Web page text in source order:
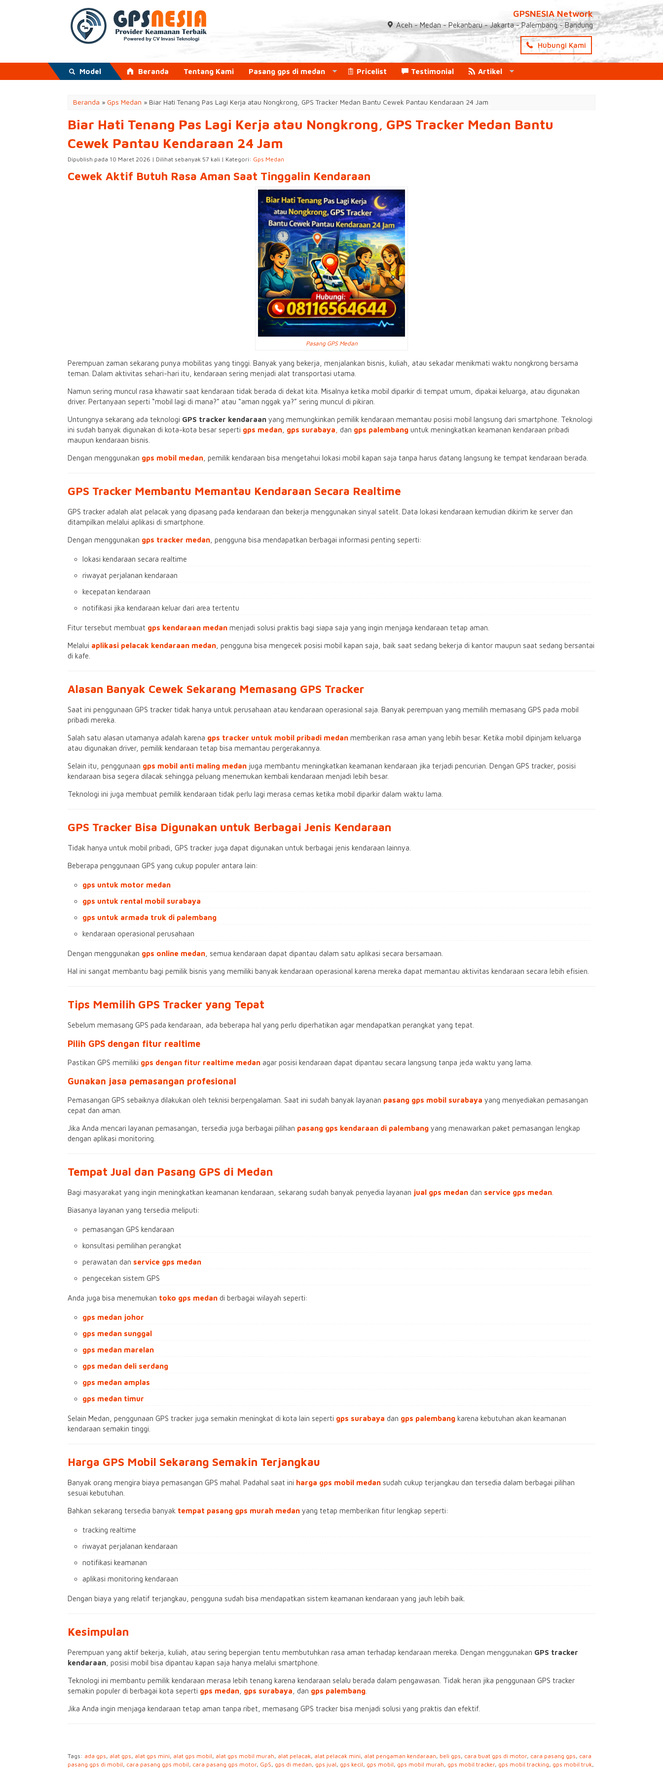
GPSNESIA Network
Aceh - Medan - Pekanbaru - Jakarta - Palembang - Bandung
Hubungi Kami
Model Beranda Tentang Kami Pasang gps di medan Pricelist Testimonial Artikel
Beranda » Gps Medan » Biar Hati Tenang Pas Lagi Kerja atau Nongkrong, GPS Tracker Medan Bantu Cewek Pantau Kendaraan 24 Jam
Biar Hati Tenang Pas Lagi Kerja atau Nongkrong, GPS Tracker Medan Bantu
Cewek Pantau Kendaraan 24 Jam
Dipublish pada 10 Maret 2026 | Dilihat sebanyak 57 kali | Kategori: Gps Medan
Cewek Aktif Butuh Rasa Aman Saat Tinggalin Kendaraan
Pasang GPS Medan
Perempuan zaman sekarang punya mobilitas yang tinggi. Banyak yang bekerja, menjalankan bisnis, kuliah, atau sekadar menikmati waktu nongkrong bersama
teman. Dalam aktivitas sehari-hari itu, kendaraan sering menjadi alat transportasi utama.
Namun sering muncul rasa khawatir saat kendaraan tidak berada di dekat kita. Misalnya ketika mobil diparkir di tempat umum, dipakai keluarga, atau digunakan
driver. Pertanyaan seperti “mobil lagi di mana?” atau “aman nggak ya?” sering muncul di pikiran.
Untungnya sekarang ada teknologi GPS tracker kendaraan yang memungkinkan pemilik kendaraan memantau posisi mobil langsung dari smartphone. Teknologi
ini sudah banyak digunakan di kota-kota besar seperti gps medan gps surabaya dan gps palembang untuk meningkatkan keamanan kendaraan pribadi
maupun kendaraan bisnis.
Dengan menggunakan gps mobil medan , pemilik kendaraan bisa mengetahui lokasi mobil kapan saja tanpa harus datang langsung ke tempat kendaraan berada.
GPS Tracker Membantu Memantau Kendaraan Secara Realtime
GPS tracker adalah alat pelacak yang dipasang pada kendaraan dan bekerja menggunakan sinyal satelit. Data lokasi kendaraan kemudian dikirim ke server dan
ditampilkan melalui aplikasi di smartphone.
Dengan menggunakan gps tracker medan , pengguna bisa mendapatkan berbagai informasi penting seperti:
lokasi kendaraan secara realtime
riwayat perjalanan kendaraan
kecepatan kendaraan
notifikasi jika kendaraan keluar dari area tertentu
Fitur tersebut membuat gps kendaraan medan menjadi solusi praktis bagi siapa saja yang ingin menjaga kendaraan tetap aman.
Melalui aplikasi pelacak kendaraan medan , pengguna bisa mengecek posisi mobil kapan saja, baik saat sedang bekerja di kantor maupun saat sedang bersantai
di kafe.
Alasan Banyak Cewek Sekarang Memasang GPS Tracker
Saat ini penggunaan GPS tracker tidak hanya untuk perusahaan atau kendaraan operasional saja. Banyak perempuan yang memilih memasang GPS pada mobil
pribadi mereka.
Salah satu alasan utamanya adalah karena gps tracker untuk mobil pribadi medan memberikan rasa aman yang lebih besar. Ketika mobil dipinjam keluarga
atau digunakan driver, pemilik kendaraan tetap bisa memantau pergerakannya.
Selain itu, penggunaan gps mobil anti maling medan juga membantu meningkatkan keamanan kendaraan jika terjadi pencurian. Dengan GPS tracker, posisi
kendaraan bisa segera dilacak sehingga peluang menemukan kembali kendaraan menjadi lebih besar.
Teknologi ini juga membuat pemilik kendaraan tidak perlu lagi merasa cemas ketika mobil diparkir dalam waktu lama.
GPS Tracker Bisa Digunakan untuk Berbagai Jenis Kendaraan
Tidak hanya untuk mobil pribadi, GPS tracker juga dapat digunakan untuk berbagai jenis kendaraan lainnya.
Beberapa penggunaan GPS yang cukup populer antara lain:
gps untuk motor medan
gps untuk rental mobil surabaya
gps untuk armada truk di palembang
kendaraan operasional perusahaan
Dengan menggunakan gps online medan , semua kendaraan dapat dipantau dalam satu aplikasi secara bersamaan.
Hal ini sangat membantu bagi pemilik bisnis yang memiliki banyak kendaraan operasional karena mereka dapat memantau aktivitas kendaraan secara lebih efisien.
Tips Memilih GPS Tracker yang Tepat
Sebelum memasang GPS pada kendaraan, ada beberapa hal yang perlu diperhatikan agar mendapatkan perangkat yang tepat.
Pilih GPS dengan fitur realtime
Pastikan GPS memiliki gps dengan fitur realtime medan agar posisi kendaraan dapat dipantau secara langsung tanpa jeda waktu yang lama.
Gunakan jasa pemasangan profesional
Pemasangan GPS sebaiknya dilakukan oleh teknisi berpengalaman. Saat ini sudah banyak layanan pasang gps mobil surabaya yang menyediakan pemasangan
cepat dan aman.
Jika Anda mencari layanan pemasangan, tersedia juga berbagai pilihan pasang gps kendaraan di palembang yang menawarkan paket pemasangan lengkap
dengan aplikasi monitoring.
Tempat Jual dan Pasang GPS di Medan
Bagi masyarakat yang ingin meningkatkan keamanan kendaraan, sekarang sudah banyak penyedia layanan jual gps medan dan service gps medan
Biasanya layanan yang tersedia meliputi:
pemasangan GPS kendaraan
konsultasi pemilihan perangkat
perawatan dan service gps medan
pengecekan sistem GPS
Anda juga bisa menemukan toko gps medan di berbagai wilayah seperti:
gps medan johor
gps medan sunggal
gps medan marelan
gps medan deli serdang
gps medan amplas
gps medan timur
Selain Medan, penggunaan GPS tracker juga semakin meningkat di kota lain seperti gps surabaya dan gps palembang karena kebutuhan akan keamanan
kendaraan semakin tinggi.
Harga GPS Mobil Sekarang Semakin Terjangkau
Banyak orang mengira biaya pemasangan GPS mahal. Padahal saat ini harga gps mobil medan sudah cukup terjangkau dan tersedia dalam berbagai pilihan
sesuai kebutuhan.
Bahkan sekarang tersedia banyak tempat pasang gps murah medan yang tetap memberikan fitur lengkap seperti:
tracking realtime
riwayat perjalanan kendaraan
notifikasi keamanan
aplikasi monitoring kendaraan
Dengan biaya yang relatif terjangkau, pengguna sudah bisa mendapatkan sistem keamanan kendaraan yang jauh lebih baik.
Kesimpulan
Perempuan yang aktif bekerja, kuliah, atau sering bepergian tentu membutuhkan rasa aman terhadap kendaraan mereka. Dengan menggunakan GPS tracker
kendaraan , posisi mobil bisa dipantau kapan saja hanya melalui smartphone.
Teknologi ini membantu pemilik kendaraan merasa lebih tenang karena kendaraan selalu berada dalam pengawasan. Tidak heran jika penggunaan GPS tracker
semakin populer di berbagai kota seperti gps medan gps surabaya , dan gps palembang
Jika Anda ingin menjaga kendaraan tetap aman tanpa ribet, memasang GPS tracker bisa menjadi solusi yang praktis dan efektif.
Tags: ada gps, alat gps, alat gps mini, alat gps mobil, alat gps mobil murah, alat pelacak, alat pelacak mini, alat pengaman kendaraan, beli gps, cara buat gps di motor, cara pasang gps, cara
pasang gps di mobil, cara pasang gps mobil, cara pasang gps motor, GpS, gps di medan, gps jual, gps kecil, gps mobil, gps mobil murah, gps mobil tracker, gps mobil tracking, gps mobil truk,